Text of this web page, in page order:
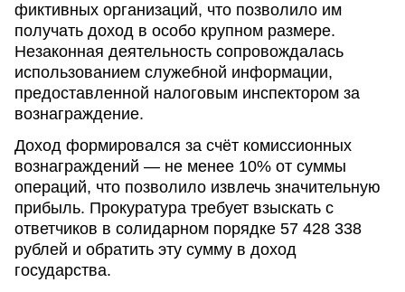
фиктивных организаций, что позволило им
получать доход в особо крупном размере.
Незаконная деятельность сопровождалась
использованием служебной информации,
предоставленной налоговым инспектором за
вознаграждение.
Доход формировался за счёт комиссионных
вознаграждений — не менее 10% от суммы
операций, что позволило извлечь значительную
прибыль. Прокуратура требует взыскать с
ответчиков в солидарном порядке 57 428 338
рублей и обратить эту сумму в доход
государства.